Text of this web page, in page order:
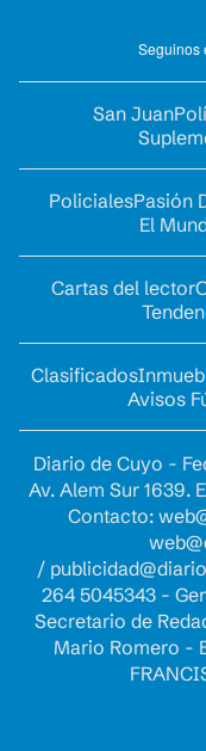
Seguinos
San Juan
PolicialesPasión
El
Cartas del lector
Clasificados
Avisos
Diario de Cuyo -
Av. Alem Sur 1639.
Contacto:
/
264 5045343 -
Secretario de
Mario Romero -